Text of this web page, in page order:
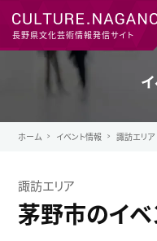
長野県文化芸術情報発信サイト
ホーム イベント情報 諏訪エリア
諏訪エリア
茅野市のイ